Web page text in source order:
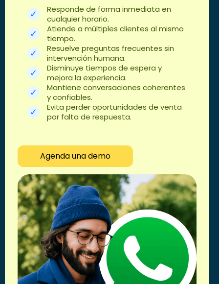
Responde de forma inmediata en
cualquier horario.
Atiende a múltiples clientes al mismo
tiempo.
Resuelve preguntas frecuentes sin
intervención humana.
Disminuye tiempos de espera y
mejora la experiencia.
Mantiene conversaciones coherentes
y confiables.
Evita perder oportunidades de venta
por falta de respuesta.
Agenda una demo